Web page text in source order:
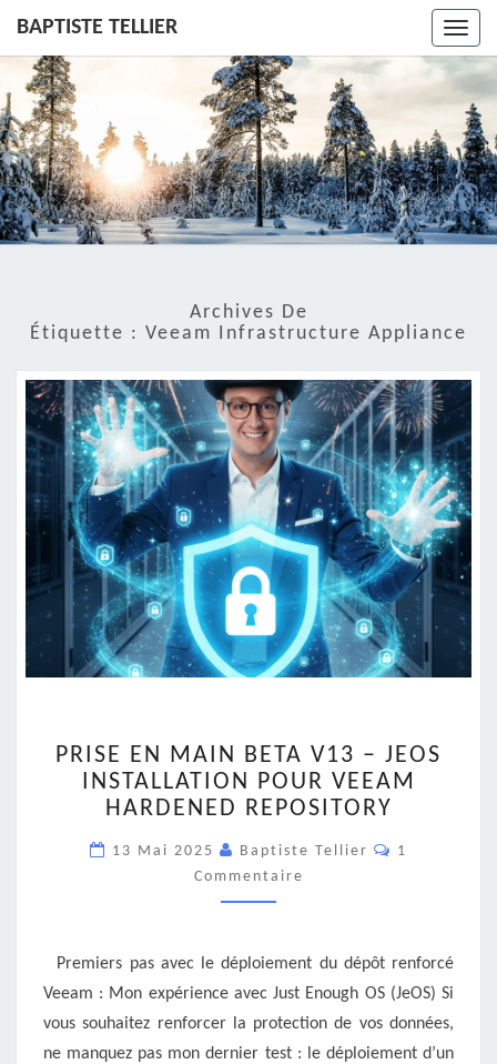
BAPTISTE TELLIER
Archives De
Étiquette : Veeam Infrastructure Appliance
EN
MAIN
BETA
–
JEOS
INSTALLATION
REPOSITORY
PRISE EN MAIN BETA V13 – JEOS
INSTALLATION POUR VEEAM
HARDENED REPOSITORY
13 Mai 2025 Baptiste Tellier
1
Commentaire
Premiers pas avec le déploiement du dépôt renforcé
Veeam : Mon expérience avec Just Enough OS (JeOS) Si
vous souhaitez renforcer la protection de vos données,
ne manquez pas mon dernier test : le déploiement d’un